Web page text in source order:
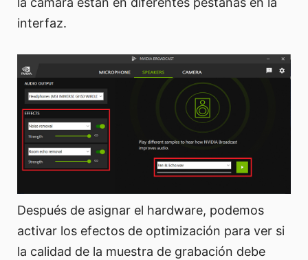
interfaz.
Después de asignar el hardware, podemos
activar los efectos de optimización para ver si
la calidad de la muestra de grabación debe